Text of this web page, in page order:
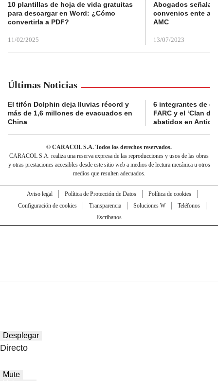
10 plantillas de hoja de vida gratuitas
para descargar en Word: ¿Cómo
convertirla a PDF?
11/02/2025
Abogados
convenios ente
AMC
13/07/2023
Últimas Noticias
El tifón Dolphin deja lluvias récord y
más de 1,6 millones de evacuados en
China
6 integrantes de
FARC y el ‘Clan
abatidos en
© CARACOL S.A. Todos los derechos reservados.
CARACOL S.A. realiza una reserva expresa de las reproducciones y usos de las obras
y otras prestaciones accesibles desde este sitio web a medios de lectura mecánica u otros
medios que resulten adecuados.
Aviso legal Política de Protección de Datos
Política de cookies
Configuración de cookies
Transparencia Soluciones W
Teléfonos
Escríbanos
Desplegar
Directo
Mute